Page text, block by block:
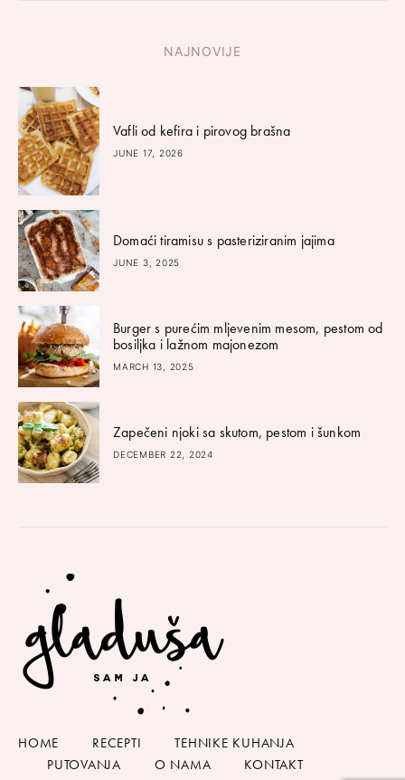
NAJNOVIJE
Vafli od kefira i pirovog brašna
JUNE 17, 2026
Domaći tiramisu s pasteriziranim jajima
JUNE 3, 2025
Burger s purećim mljevenim mesom, pestom od
bosiljka i lažnom majonezom
MARCH 13, 2025
Zapečeni njoki sa skutom, pestom i šunkom
DECEMBER 22, 2024
HOME RECEPTI
TEHNIKE KUHANJA
PUTOVANJA
O NAMA KONTAKT